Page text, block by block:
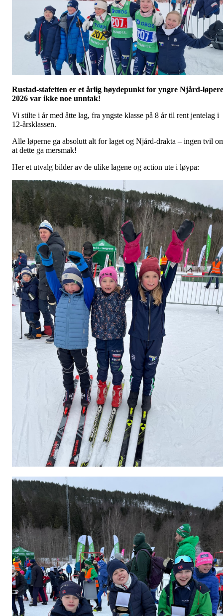
Rustad-stafetten er et årlig høydepunkt for yngre Njård-
2026 var ikke noe unntak!
Vi stilte i år med åtte lag, fra yngste klasse på 8 år til rent jentelag i
12-årsklassen.
Alle løperne ga absolutt alt for laget og Njård-drakta – ingen tvil
at dette ga mersmak!
Her et utvalg bilder av de ulike lagene og action ute i løypa: